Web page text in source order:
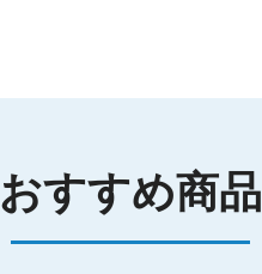
おすすめ商品